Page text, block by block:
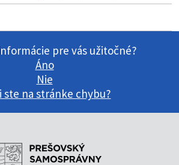
pre vás užitočné?
Áno
Nie
ste na stránke chybu?